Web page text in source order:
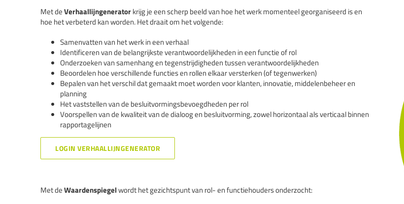
Met deVerhaallijngeneratorkrijg je een scherp beeld van hoe het werk momenteel georganiseerd is en
hoe het verbeterd kan worden. Het draait om het volgende:
Samenvatten van het werk in een verhaal
Identificeren van de belangrijkste verantwoordelijkheden in een functie of rol
Onderzoeken van samenhang en tegenstrijdigheden tussen verantwoordelijkheden
Beoordelen hoe verschillende functies en rollen elkaar versterken (of tegenwerken)
Bepalen van het verschil dat gemaakt moet worden voor klanten, innovatie, middelenbeheer en
planning
Het vaststellen van de besluitvormingsbevoegdheden per rol
Voorspellen van de kwaliteit van de dialoog en besluitvorming, zowel horizontaal als verticaal binnen
rapportagelijnen
LOGIN VERHAALLIJNGENERATOR
Met deWaardenspiegelwordt het gezichtspunt van rol- en functiehouders onderzocht: